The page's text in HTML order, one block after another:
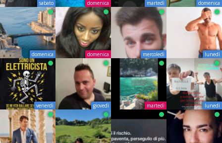
sabato domenica martedì domenica
domenica domenica mercoledì lunedì
venerdì giovedì martedì lunedì